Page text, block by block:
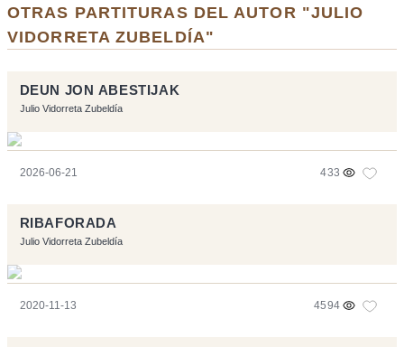
OTRAS PARTITURAS DEL AUTOR "JULIO
VIDORRETA ZUBELDÍA"
DEUN JON ABESTIJAK
Julio Vidorreta Zubeldía
2026-06-21 433
RIBAFORADA
Julio Vidorreta Zubeldía
2020-11-13 4594